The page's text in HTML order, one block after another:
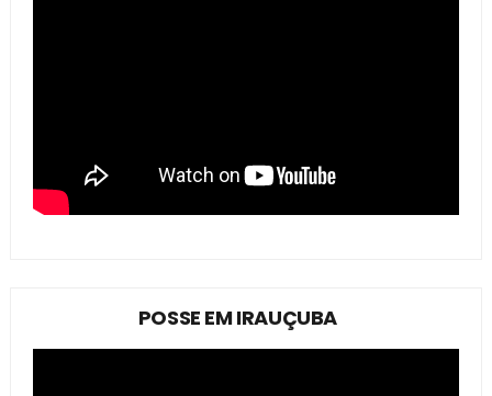
POSSE EM IRAUÇUBA